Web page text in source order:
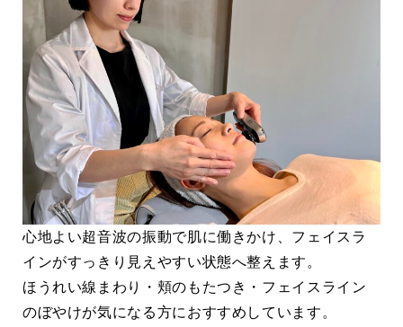
心地よい超音波の振動で肌に働きかけ、フェイスラ
インがすっきり見えやすい状態へ整えます。
ほうれい線まわり・頬のもたつき・フェイスライン
のぼやけが気になる方におすすめしています。